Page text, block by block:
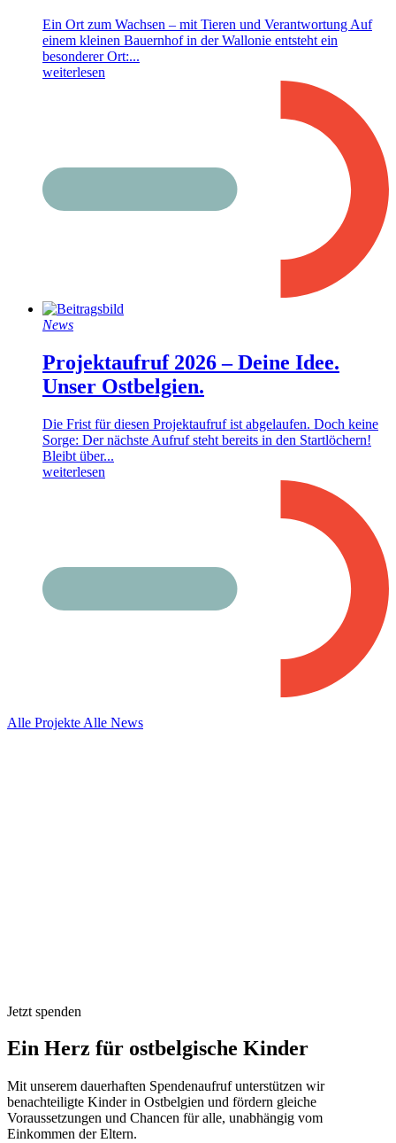
Ein Ort zum Wachsen – mit Tieren und Verantwortung Auf
einem kleinen Bauernhof in der Wallonie entsteht ein
besonderer Ort:...
weiterlesen
News
Projektaufruf 2026 – Deine Idee.
Unser Ostbelgien.
Die Frist für diesen Projektaufruf ist abgelaufen. Doch keine
Sorge: Der nächste Aufruf steht bereits in den Startlöchern!
Bleibt über...
weiterlesen
Alle Projekte Alle News
Jetzt spenden
Ein Herz für ostbelgische Kinder
Mit unserem dauerhaften Spendenaufruf unterstützen wir
benachteiligte Kinder in Ostbelgien und fördern gleiche
Voraussetzungen und Chancen für alle, unabhängig vom
Einkommen der Eltern.